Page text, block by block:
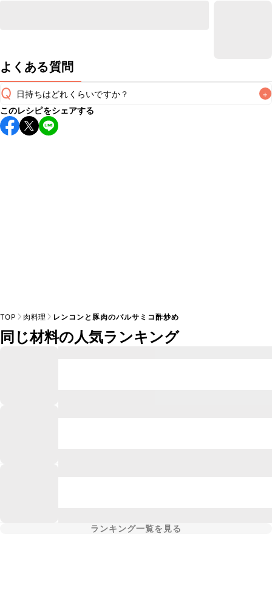
よくある質問
Q 日持ちはどれくらいですか？ +
保存期間は冷蔵で翌日中が目安です。なるべくお早めにお召
し上がりください。
このレシピをシェアする
TOP 肉料理 レンコンと豚肉のバルサミコ酢炒め
同じ材料の人気ランキング
ランキング一覧を見る